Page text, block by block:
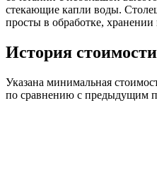
стекающие капли воды.
просты в обработке, хранении
История
Указана минимальная
по сравнению с предыдущим